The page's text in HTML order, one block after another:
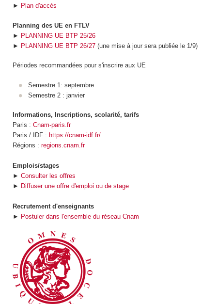
► Plan d'accès
Planning des UE en FTLV
► PLANNING UE BTP 25/26
► PLANNING UE BTP 26/27(une mise à jour sera publiée le 1/9)
Périodes recommandées pour s'inscrire aux UE
Semestre 1: septembre
Semestre 2 : janvier
Informations, Inscriptions, scolarité, tarifs
Paris : Cnam-paris.fr
Paris / IDF : https://cnam-idf.fr/
Régions : regions.cnam.fr
Emplois/stages
► Consulter les offres
► Diffuser une offre d'emploi ou de stage
Recrutement d'enseignants
► Postuler dans l'ensemble du réseau Cnam